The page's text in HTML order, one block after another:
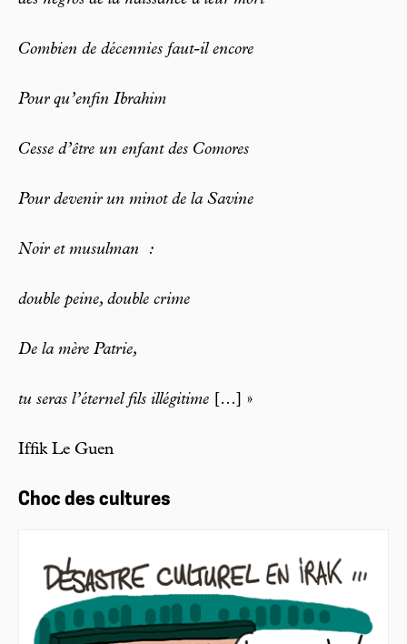
Combien de décennies faut-il encore
Pour qu’enfin Ibrahim
Cesse d’être un enfant des Comores
Pour devenir un minot de la Savine
Noir et musulman :
double peine, double crime
De la mère Patrie,
tu seras l’éternel fils illégitime […] »
Iffik Le Guen
Choc des cultures